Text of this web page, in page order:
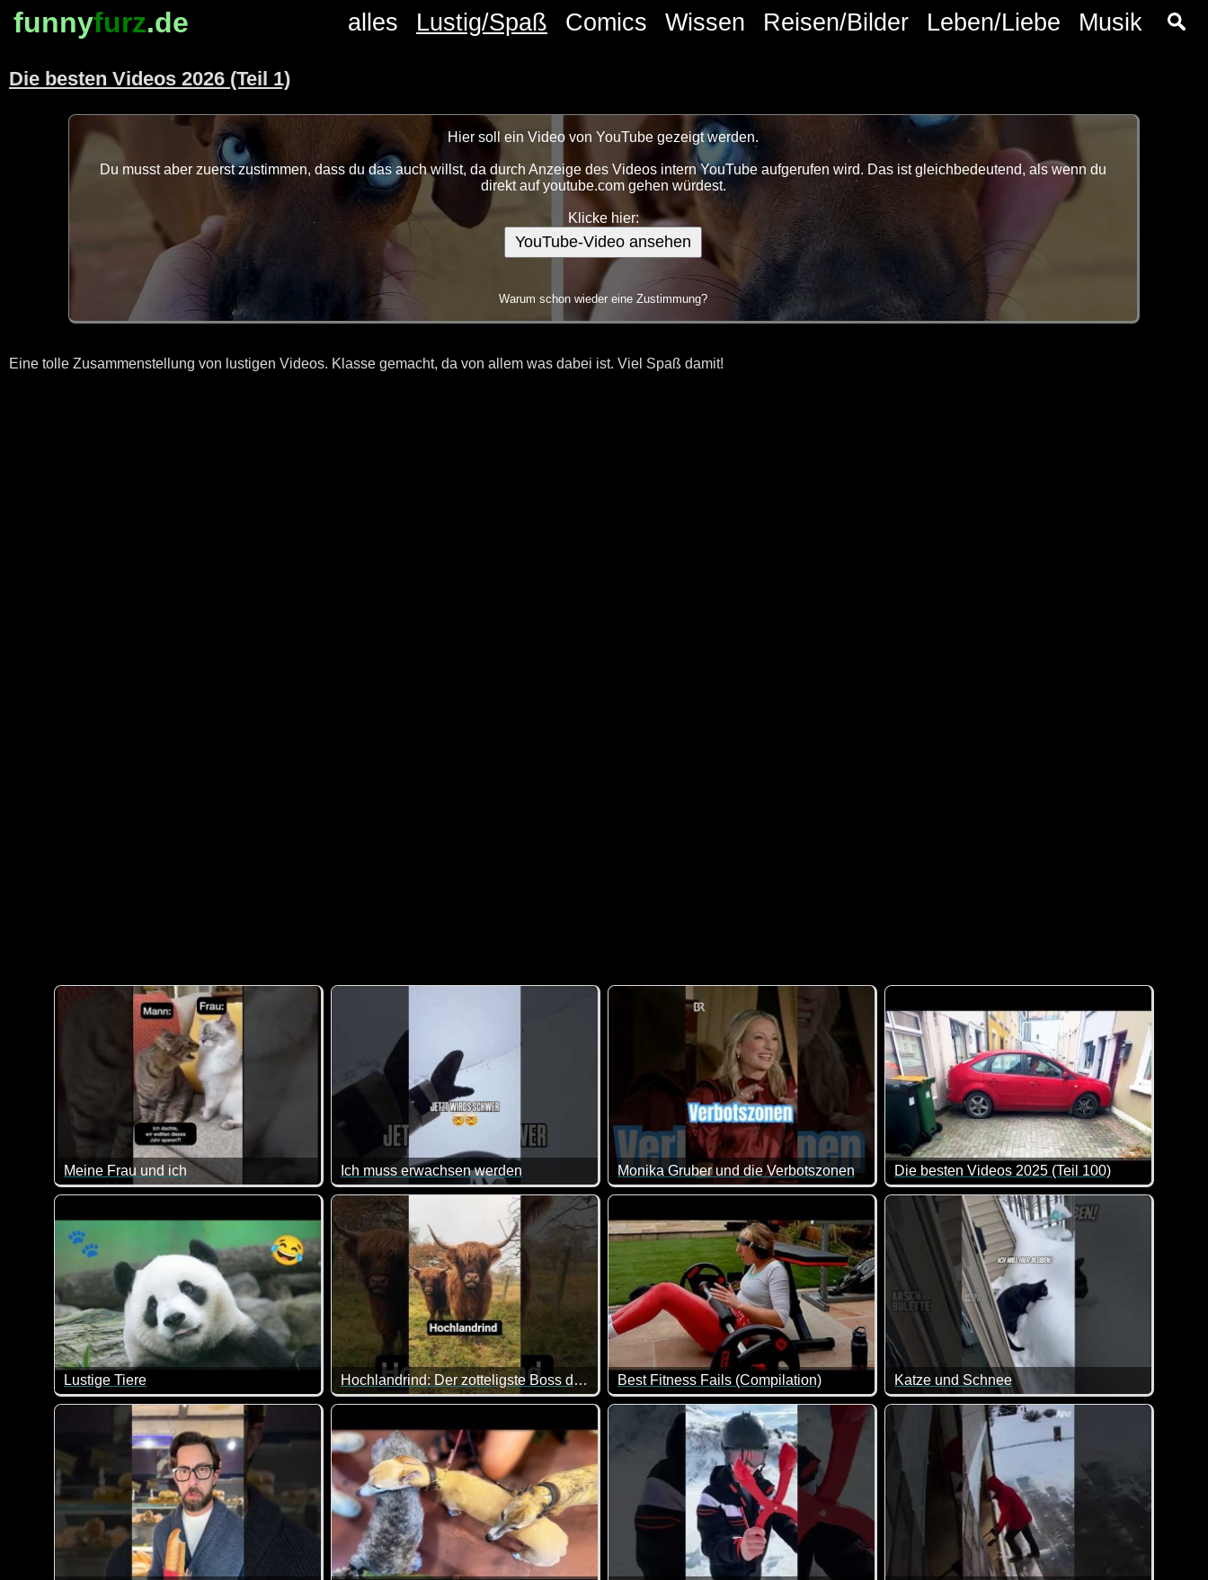
funnyfurz.de alles Lustig/Spaß Comics Wissen Reisen/Bilder Leben/Liebe Musik
Die besten Videos 2026 (Teil 1)
Hier soll ein Video von YouTube gezeigt werden.
Du musst aber zuerst zustimmen, dass du das auch willst, da durch Anzeige des Videos intern YouTube aufgerufen wird. Das ist gleichbedeutend, als wenn du
direkt auf youtube.com gehen würdest.
Klicke hier:
YouTube-Video ansehen
Warum schon wieder eine Zustimmung?
Eine tolle Zusammenstellung von lustigen Videos. Klasse gemacht, da von allem was dabei ist. Viel Spaß damit!
Meine Frau und ich
Was die Katzen hier für ein Gespräch führen, kennen viele von uns mit Sicherheit auch :-)
Ich muss erwachsen werden
Man muss sich nur zu beschäftigen wissen :-)
Monika Gruber und die Verbotszonen
Also ein Merkzettel wäre doch wirklich sehr nett von uns :-) Monika Gruber hat einfach einen
Die besten Videos 2025 (Teil 100)
Eine tolle Zusammenstellung von lustigen
Lustige Tiere
Tiere mit lustigen Aktion sind hier an der Tagesordnung. Immer wieder was zum Lachen.
Hochlandrind: Der zotteligste Boss der Weide
Das Hochlandrind sieht aus, als hätte es seit Jahren keinen Friseur mehr gesehen und genau das ist Teil seines Charmes. Der Typ
Best Fitness Fails (Compilation)
Es ist doch tatsächlich wahr - Sport ist Mord :-) Zumindest könnte man nach diesen lustigen
Katze und Schnee
Im ersten Moment noch ganz begeistert, aber